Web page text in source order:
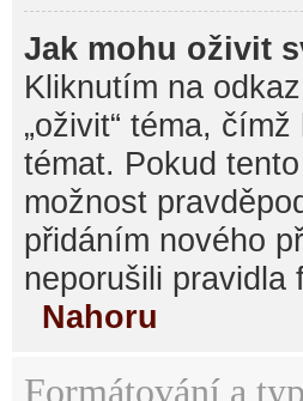
Jak mohu oživit
Kliknutím na
„oživit“ téma,
témat. Pokud
možnost
přidáním nového
neporušili pravidla
Nahoru
Formátování a